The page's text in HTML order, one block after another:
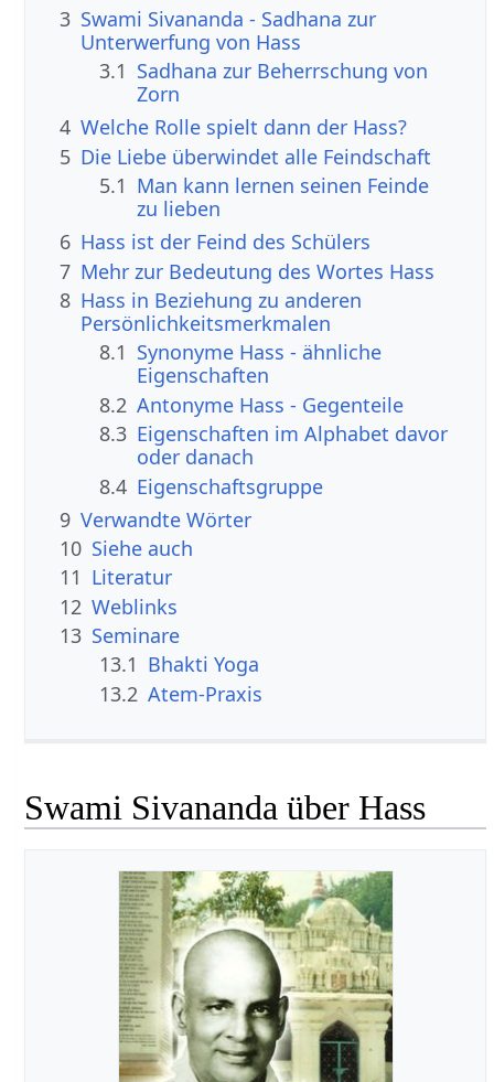
3 Swami Sivananda - Sadhana zur
Unterwerfung von Hass
3.1 Sadhana zur Beherrschung von
Zorn
4 Welche Rolle spielt dann der Hass?
5 Die Liebe überwindet alle Feindschaft
5.1 Man kann lernen seinen Feinde
zu lieben
6 Hass ist der Feind des Schülers
7 Mehr zur Bedeutung des Wortes Hass
8 Hass in Beziehung zu anderen
Persönlichkeitsmerkmalen
8.1 Synonyme Hass - ähnliche
Eigenschaften
8.2 Antonyme Hass - Gegenteile
8.3 Eigenschaften im Alphabet davor
oder danach
8.4 Eigenschaftsgruppe
9 Verwandte Wörter
10 Siehe auch
11 Literatur
12 Weblinks
13 Seminare
13.1 Bhakti Yoga
13.2 Atem-Praxis
Swami Sivananda über Hass